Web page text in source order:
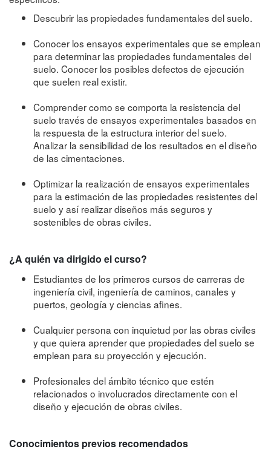
Descubrir las propiedades fundamentales del suelo.
Conocer los ensayos experimentales que se emplean
para determinar las propiedades fundamentales del
suelo. Conocer los posibles defectos de ejecución
que suelen real existir.
Comprender como se comporta la resistencia del
suelo través de ensayos experimentales basados en
la respuesta de la estructura interior del suelo.
Analizar la sensibilidad de los resultados en el diseño
de las cimentaciones.
Optimizar la realización de ensayos experimentales
para la estimación de las propiedades resistentes del
suelo y así realizar diseños más seguros y
sostenibles de obras civiles.
¿A quién va dirigido el curso?
Estudiantes de los primeros cursos de carreras de
ingeniería civil, ingeniería de caminos, canales y
puertos, geología y ciencias afines.
Cualquier persona con inquietud por las obras civiles
y que quiera aprender que propiedades del suelo se
emplean para su proyección y ejecución.
Profesionales del ámbito técnico que estén
relacionados o involucrados directamente con el
diseño y ejecución de obras civiles.
Conocimientos previos recomendados